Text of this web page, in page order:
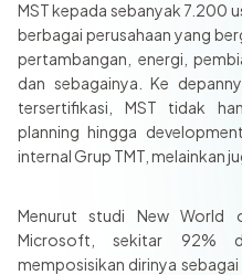
MST kepada sebanyak 7.200
berbagai perusahaan yang
pertambangan, energi,
dan sebagainya. Ke
tersertifikasi, MST tidak
planning hingga
internal Grup TMT, melainkan
Menurut studi New World
Microsoft, sekitar 92%
memposisikan dirinya